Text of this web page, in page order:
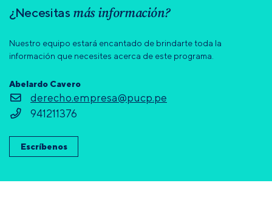
¿Necesitas más información?
Nuestro equipo estará encantado de brindarte toda la
información que necesites acerca de este programa.
Abelardo Cavero
derecho.empresa@pucp.pe
941211376
Escríbenos